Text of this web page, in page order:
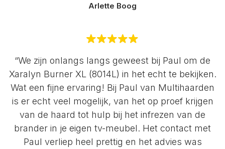
Arlette Boog
“We zijn onlangs langs geweest bij Paul om de
Xaralyn Burner XL (8014L) in het echt te bekijken.
Wat een fijne ervaring! Bij Paul van Multihaarden
is er echt veel mogelijk, van het op proef krijgen
van de haard tot hulp bij het infrezen van de
brander in je eigen tv-meubel. Het contact met
Paul verliep heel prettig en het advies was